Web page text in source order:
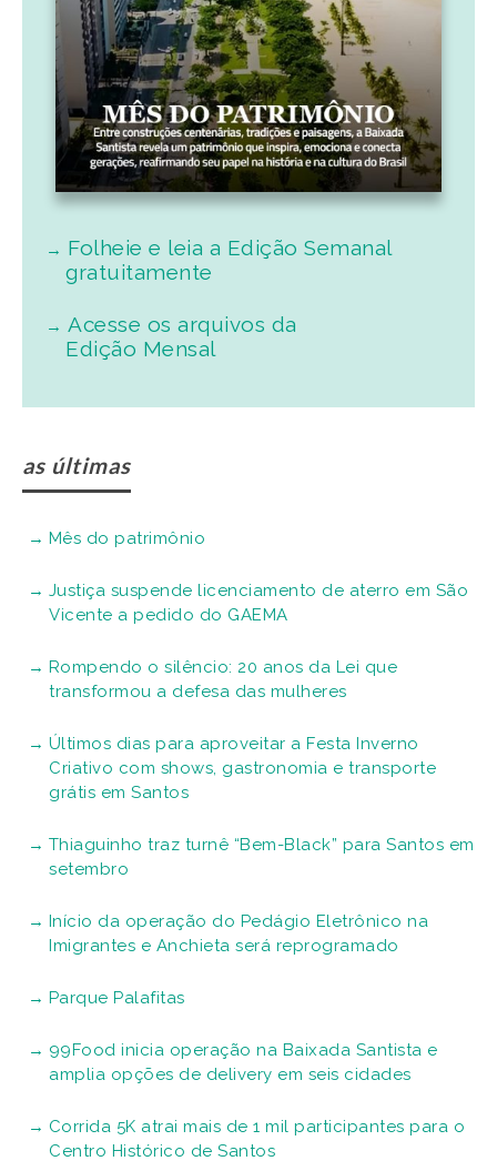
Folheie e leia a Edição Semanal
gratuitamente
Acesse os arquivos da
Edição Mensal
as últimas
Mês do patrimônio
Justiça suspende licenciamento de aterro em São
Vicente a pedido do GAEMA
Rompendo o silêncio: 20 anos da Lei que
transformou a defesa das mulheres
Últimos dias para aproveitar a Festa Inverno
Criativo com shows, gastronomia e transporte
grátis em Santos
Thiaguinho traz turnê “Bem-Black” para Santos em
setembro
Início da operação do Pedágio Eletrônico na
Imigrantes e Anchieta será reprogramado
Parque Palafitas
99Food inicia operação na Baixada Santista e
amplia opções de delivery em seis cidades
Corrida 5K atrai mais de 1 mil participantes para o
Centro Histórico de Santos